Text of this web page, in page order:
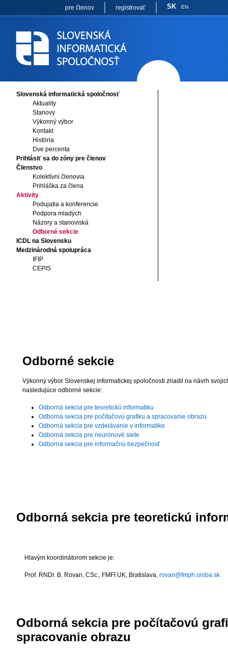
pre členov registrovať SK EN
Slovenská informatická spoločnosť
Aktuality
Stanovy
Výkonný výbor
Kontakt
História
Dve percenta
Prihlásiť sa do zóny pre členov
Členstvo
Kolektívni členovia
Prihláška za člena
Aktivity
Podujatia a konferencie
Podpora mladých
Názory a stanoviská
Odborné sekcie
ICDL na Slovensku
Medzinárodná spolupráca
IFIP
CEPIS
Odborné sekcie
Výkonný výbor Slovenskej informatickej spoločnosti zriadil na návrh
nasledujúce odborné sekcie:
Odborná sekcia pre teoretickú informatiku
Odborná sekcia pre počítačovú grafiku a spracovanie obrazu
Odborná sekcia pre vzdelávanie v informatike
Odborná sekcia pre neurónové siete
Odborná sekcia pre informačnú bezpečnosť
Odborná sekcia pre teoretickú
Hlavým koordinátorom sekcie je:
Prof. RNDr. B. Rovan, CSc., FMFI UK, Bratislava, rovan@fmph.uniba.sk
Odborná sekcia pre počítačovú
spracovanie obrazu